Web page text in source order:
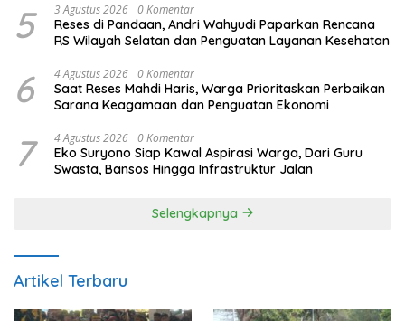
5 3 Agustus 2026 0 Komentar
Reses di Pandaan, Andri Wahyudi Paparkan Rencana
RS Wilayah Selatan dan Penguatan Layanan Kesehatan
6 4 Agustus 2026 0 Komentar
Saat Reses Mahdi Haris, Warga Prioritaskan Perbaikan
Sarana Keagamaan dan Penguatan Ekonomi
7 4 Agustus 2026 0 Komentar
Eko Suryono Siap Kawal Aspirasi Warga, Dari Guru
Swasta, Bansos Hingga Infrastruktur Jalan
Selengkapnya
Artikel Terbaru